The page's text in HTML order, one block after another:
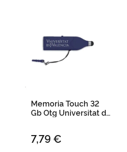
Memoria Touch 32
Gb Otg Universitat de
7,79 €